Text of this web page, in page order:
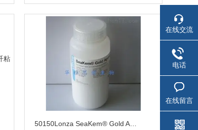
在线交流
电话
在线留言